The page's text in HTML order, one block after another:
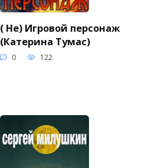
( Не) Игровой персонаж
(Катерина Тумас)
0 122